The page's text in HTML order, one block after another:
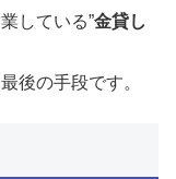
している”金貸し
後の手段です。